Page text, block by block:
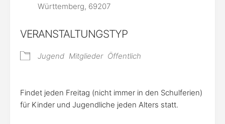
Württemberg, 69207
VERANSTALTUNGSTYP
Jugend Mitglieder Öffentlich
Findet jeden Freitag (nicht immer in den Schulferien)
für Kinder und Jugendliche jeden Alters statt.